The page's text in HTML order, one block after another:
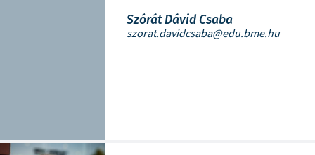
Szórát Dávid Csaba
szorat.davidcsaba@edu.bme.hu